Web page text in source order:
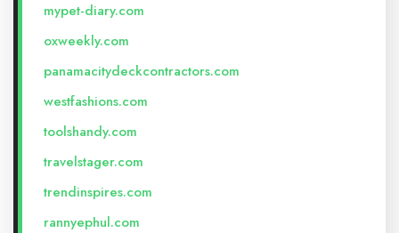
mypet-diary.com
oxweekly.com
panamacitydeckcontractors.com
westfashions.com
toolshandy.com
travelstager.com
trendinspires.com
rannyephul.com